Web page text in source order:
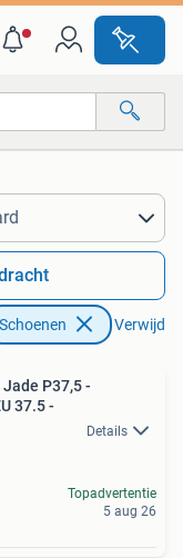
Schoenen Verwijder
P37,5 -
37.5 -
Details
Topadvertentie
5 aug 26